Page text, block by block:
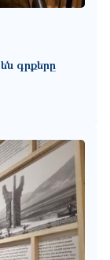
գրքերը